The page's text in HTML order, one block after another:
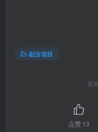
副业项目
喜
点赞13